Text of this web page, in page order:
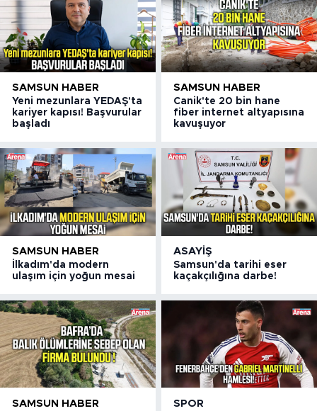
SAMSUN HABER
Yeni mezunlara YEDAŞ'ta
kariyer kapısı! Başvurular
başladı
SAMSUN HABER
Canik'te 20 bin hane
fiber internet altyapısına
kavuşuyor
SAMSUN HABER
İlkadım'da modern
ulaşım için yoğun mesai
ASAYIŞ
Samsun'da tarihi eser
kaçakçılığına darbe!
SAMSUN HABER SPOR